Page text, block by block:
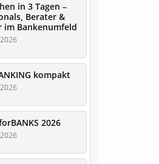
in 3 Tagen –
Berater &
im Bankenumfeld
kompakt
2026